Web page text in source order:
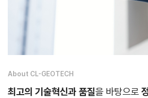
About CL-GEOTECH
최고의 기술혁신과 품질을 바탕으로